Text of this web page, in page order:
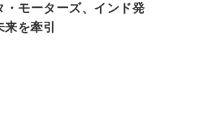
・モーターズ、インド発
を牽引